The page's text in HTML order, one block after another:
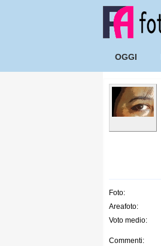
OGGI
Foto:
Areafoto:
Voto medio:
Commenti: